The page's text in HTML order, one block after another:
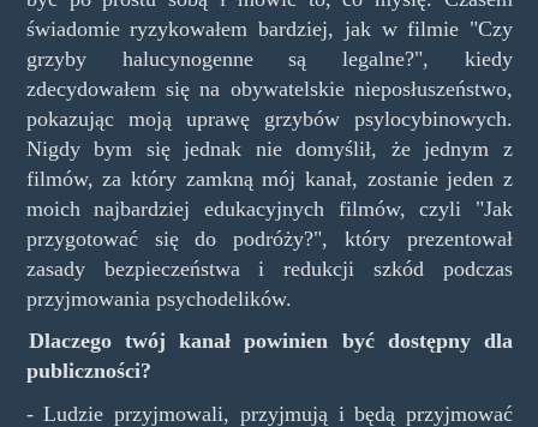
świadomie ryzykowałem bardziej, jak w filmie "Czy
grzyby halucynogenne są legalne?", kiedy
zdecydowałem się na obywatelskie nieposłuszeństwo,
pokazując moją uprawę grzybów psylocybinowych.
Nigdy bym się jednak nie domyślił, że jednym z
filmów, za który zamkną mój kanał, zostanie jeden z
moich najbardziej edukacyjnych filmów, czyli "Jak
przygotować się do podróży?", który prezentował
zasady bezpieczeństwa i redukcji szkód podczas
przyjmowania psychodelików.
Dlaczego twój kanał powinien być dostępny dla
publiczności?
- Ludzie przyjmowali, przyjmują i będą przyjmować